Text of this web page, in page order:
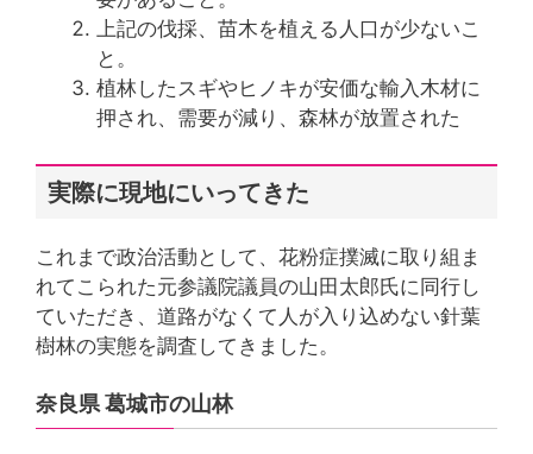
上記の伐採、苗木を植える人口が少ないこ
と。
植林したスギやヒノキが安価な輸入木材に
押され、需要が減り、森林が放置された
実際に現地にいってきた
これまで政治活動として、花粉症撲滅に取り組ま
れてこられた元参議院議員の山田太郎氏に同行し
ていただき、道路がなくて人が入り込めない針葉
樹林の実態を調査してきました。
奈良県 葛城市の山林